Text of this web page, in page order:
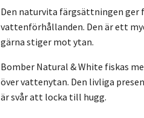
Den naturvita färgsättningen ger
vattenförhållanden. Den är ett
gärna stiger mot ytan.
Bomber Natural & White fiskas
över vattenytan. Den livliga
är svår att locka till hugg.